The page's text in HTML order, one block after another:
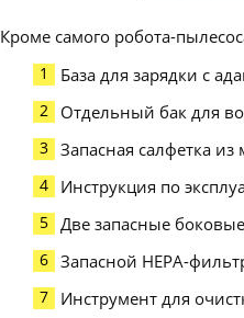
Кроме самого робота-
База для зарядки с
Отдельный бак для
Запасная салфетка
Инструкция по
Две запасные
Запасной HEPA-
Инструмент для